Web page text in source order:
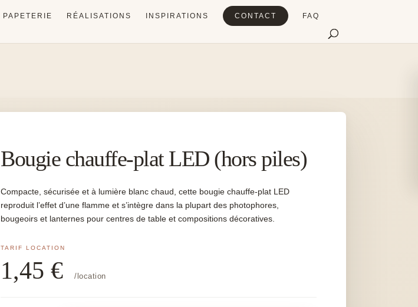
PAPETERIE RÉALISATIONS INSPIRATIONS CONTACT FAQ
Bougie chauffe-plat LED (hors piles)
Compacte, sécurisée et à lumière blanc chaud, cette bougie chauffe-plat LED
reproduit l’effet d’une flamme et s’intègre dans la plupart des photophores,
bougeoirs et lanternes pour centres de table et compositions décoratives.
1,45€ /location